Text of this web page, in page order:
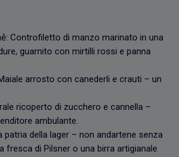
Controfiletto di manzo marinato in una
guarnito con mirtilli rossi e panna
arrosto con canederli e crauti – un
ricoperto di zucchero e cannella –
ambulante.
patria della lager – non andartene senza
fresca di Pilsner o una birra artigianale